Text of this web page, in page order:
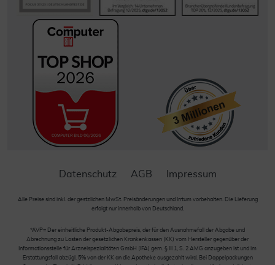
Datenschutz AGB Impressum
Alle Preise sind inkl. der gestzlichen MwSt. Preisänderungen und Irrtum vorbehalten. Die Lieferung
erfolgt nur innerhalb von Deutschland.
*AVP= Der einheitliche Produkt-Abgabepreis, der für den Ausnahmefall der Abgabe und
Abrechnung zu Lasten der gesetzlichen Krankenkassen (KK) vom Hersteller gegenüber der
Informationsstelle für Arzneispezialitäten GmbH (IFA) gem. § III 1, S. 2 AMG anzugeben ist und im
Erstattungsfall abzügl. 5% von der KK an die Apotheke ausgezahlt wird. Bei Doppelpackungen